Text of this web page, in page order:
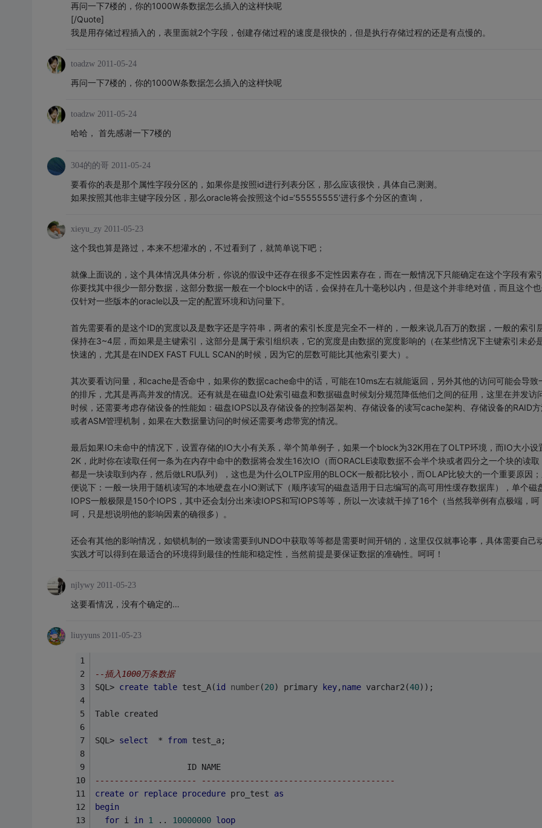
再问一下7楼的，你的1000W条数据怎么插入的这样快呢
[/Quote]
我是用存储过程插入的，表里面就2个字段，创建存储过程的速度是很快的，但是执行存储过程的还是有点慢的。
toadzw 2011-05-24
再问一下7楼的，你的1000W条数据怎么插入的这样快呢
toadzw 2011-05-24
哈哈， 首先感谢一下7楼的
304的的哥 2011-05-24
要看你的表是那个属性字段分区的，如果你是按照id进行列表分区，那么应该很快，具体自己测测。
如果按照其他非主键字段分区，那么oracle将会按照这个id=‘55555555’进行多个分区的查询，
xieyu_zy 2011-05-23
这个我也算是路过，本来不想灌水的，不过看到了，就简单说下吧；
就像上面说的，这个具体情况具体分析，你说的假设中还存在很多不定性因素存在，而在一般情况下只能确定在这个字段有索
你要找其中很少一部分数据，这部分数据一般在一个block中的话，会保持在几十毫秒以内，但是这个并非绝对值，而且这个
仅针对一些版本的oracle以及一定的配置环境和访问量下。
首先需要看的是这个ID的宽度以及是数字还是字符串，两者的索引长度是完全不一样的，一般来说几百万的数据，一般的索引
保持在3~4层，而如果是主键索引，这部分是属于索引组织表，它的宽度是由数据的宽度影响的（在某些情况下主键索引未必
快速的，尤其是在INDEX FAST FULL SCAN的时候，因为它的层数可能比其他索引要大）。
其次要看访问量，和cache是否命中，如果你的数据cache命中的话，可能在10ms左右就能返回，另外其他的访问可能会导致
的排斥，尤其是再高并发的情况。还有就是在磁盘IO处索引磁盘和数据磁盘时候划分规范降低他们之间的征用，这里在并发访
时候，还需要考虑存储设备的性能如：磁盘IOPS以及存储设备的控制器架构、存储设备的读写cache架构、存储设备的RAID
或者ASM管理机制，如果在大数据量访问的时候还需要考虑带宽的情况。
最后如果IO未命中的情况下，设置存储的IO大小有关系，举个简单例子，如果一个block为32K用在了OLTP环境，而IO大小设
2K，此时你在读取任何一条为在内存中命中的数据将会发生16次IO（而ORACLE读取数据不会半个块或者四分之一个块的读取
都是一块读取到内存，然后做LRU队列），这也是为什么OLTP应用的BLOCK一般都比较小，而OLAP比较大的一个重要原因
便说下：一般一块用于随机读写的本地硬盘在小IO测试下（顺序读写的磁盘适用于日志编写的高可用性缓存数据库），单个磁
IOPS一般极限是150个IOPS，其中还会划分出来读IOPS和写IOPS等等，所以一次读就干掉了16个（当然我举例有点极端，呵
呵，只是想说明他的影响因素的确很多）。
还会有其他的影响情况，如锁机制的一致读需要到UNDO中获取等等都是需要时间开销的，这里仅仅就事论事，具体需要自己
实践才可以得到在最适合的环境得到最佳的性能和稳定性，当然前提是要保证数据的准确性。呵呵！
njlywy 2011-05-23
这要看情况，没有个确定的…
liuyyuns 2011-05-23
--插入1000万条数据
SQL> create table test_A(id number(20) primary key, name varchar2(40));
Table created
SQL> select
  *
from test_a;
                   ID NAME
--------------------- ----------------------------------------
create or replace procedure pro_test as
begin
for i in 1 .. 10000000 loop